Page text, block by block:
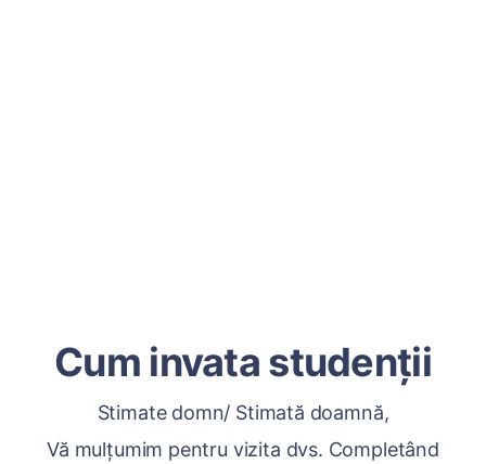
Cum invata studenții
Stimate domn/ Stimată doamnă,
Vă mulțumim pentru vizita dvs. Completând